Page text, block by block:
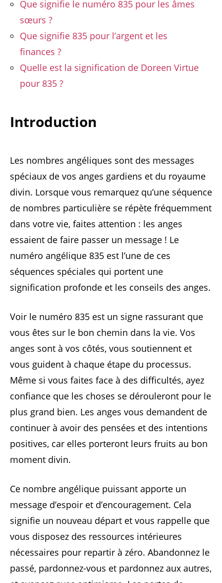
Que signifie le numéro 835 pour les âmes
sœurs ?
Que signifie 835 pour l’argent et les
finances ?
Quelle est la signification de Doreen Virtue
pour 835 ?
Introduction
Les nombres angéliques sont des messages
spéciaux de vos anges gardiens et du royaume
divin. Lorsque vous remarquez qu’une séquence
de nombres particulière se répète fréquemment
dans votre vie, faites attention : les anges
essaient de faire passer un message ! Le
numéro angélique 835 est l’une de ces
séquences spéciales qui portent une
signification profonde et les conseils des anges.
Voir le numéro 835 est un signe rassurant que
vous êtes sur le bon chemin dans la vie. Vos
anges sont à vos côtés, vous soutiennent et
vous guident à chaque étape du processus.
Même si vous faites face à des difficultés, ayez
confiance que les choses se dérouleront pour le
plus grand bien. Les anges vous demandent de
continuer à avoir des pensées et des intentions
positives, car elles porteront leurs fruits au bon
moment divin.
Ce nombre angélique puissant apporte un
message d’espoir et d’encouragement. Cela
signifie un nouveau départ et vous rappelle que
vous disposez des ressources intérieures
nécessaires pour repartir à zéro. Abandonnez le
passé, pardonnez-vous et pardonnez aux autres,